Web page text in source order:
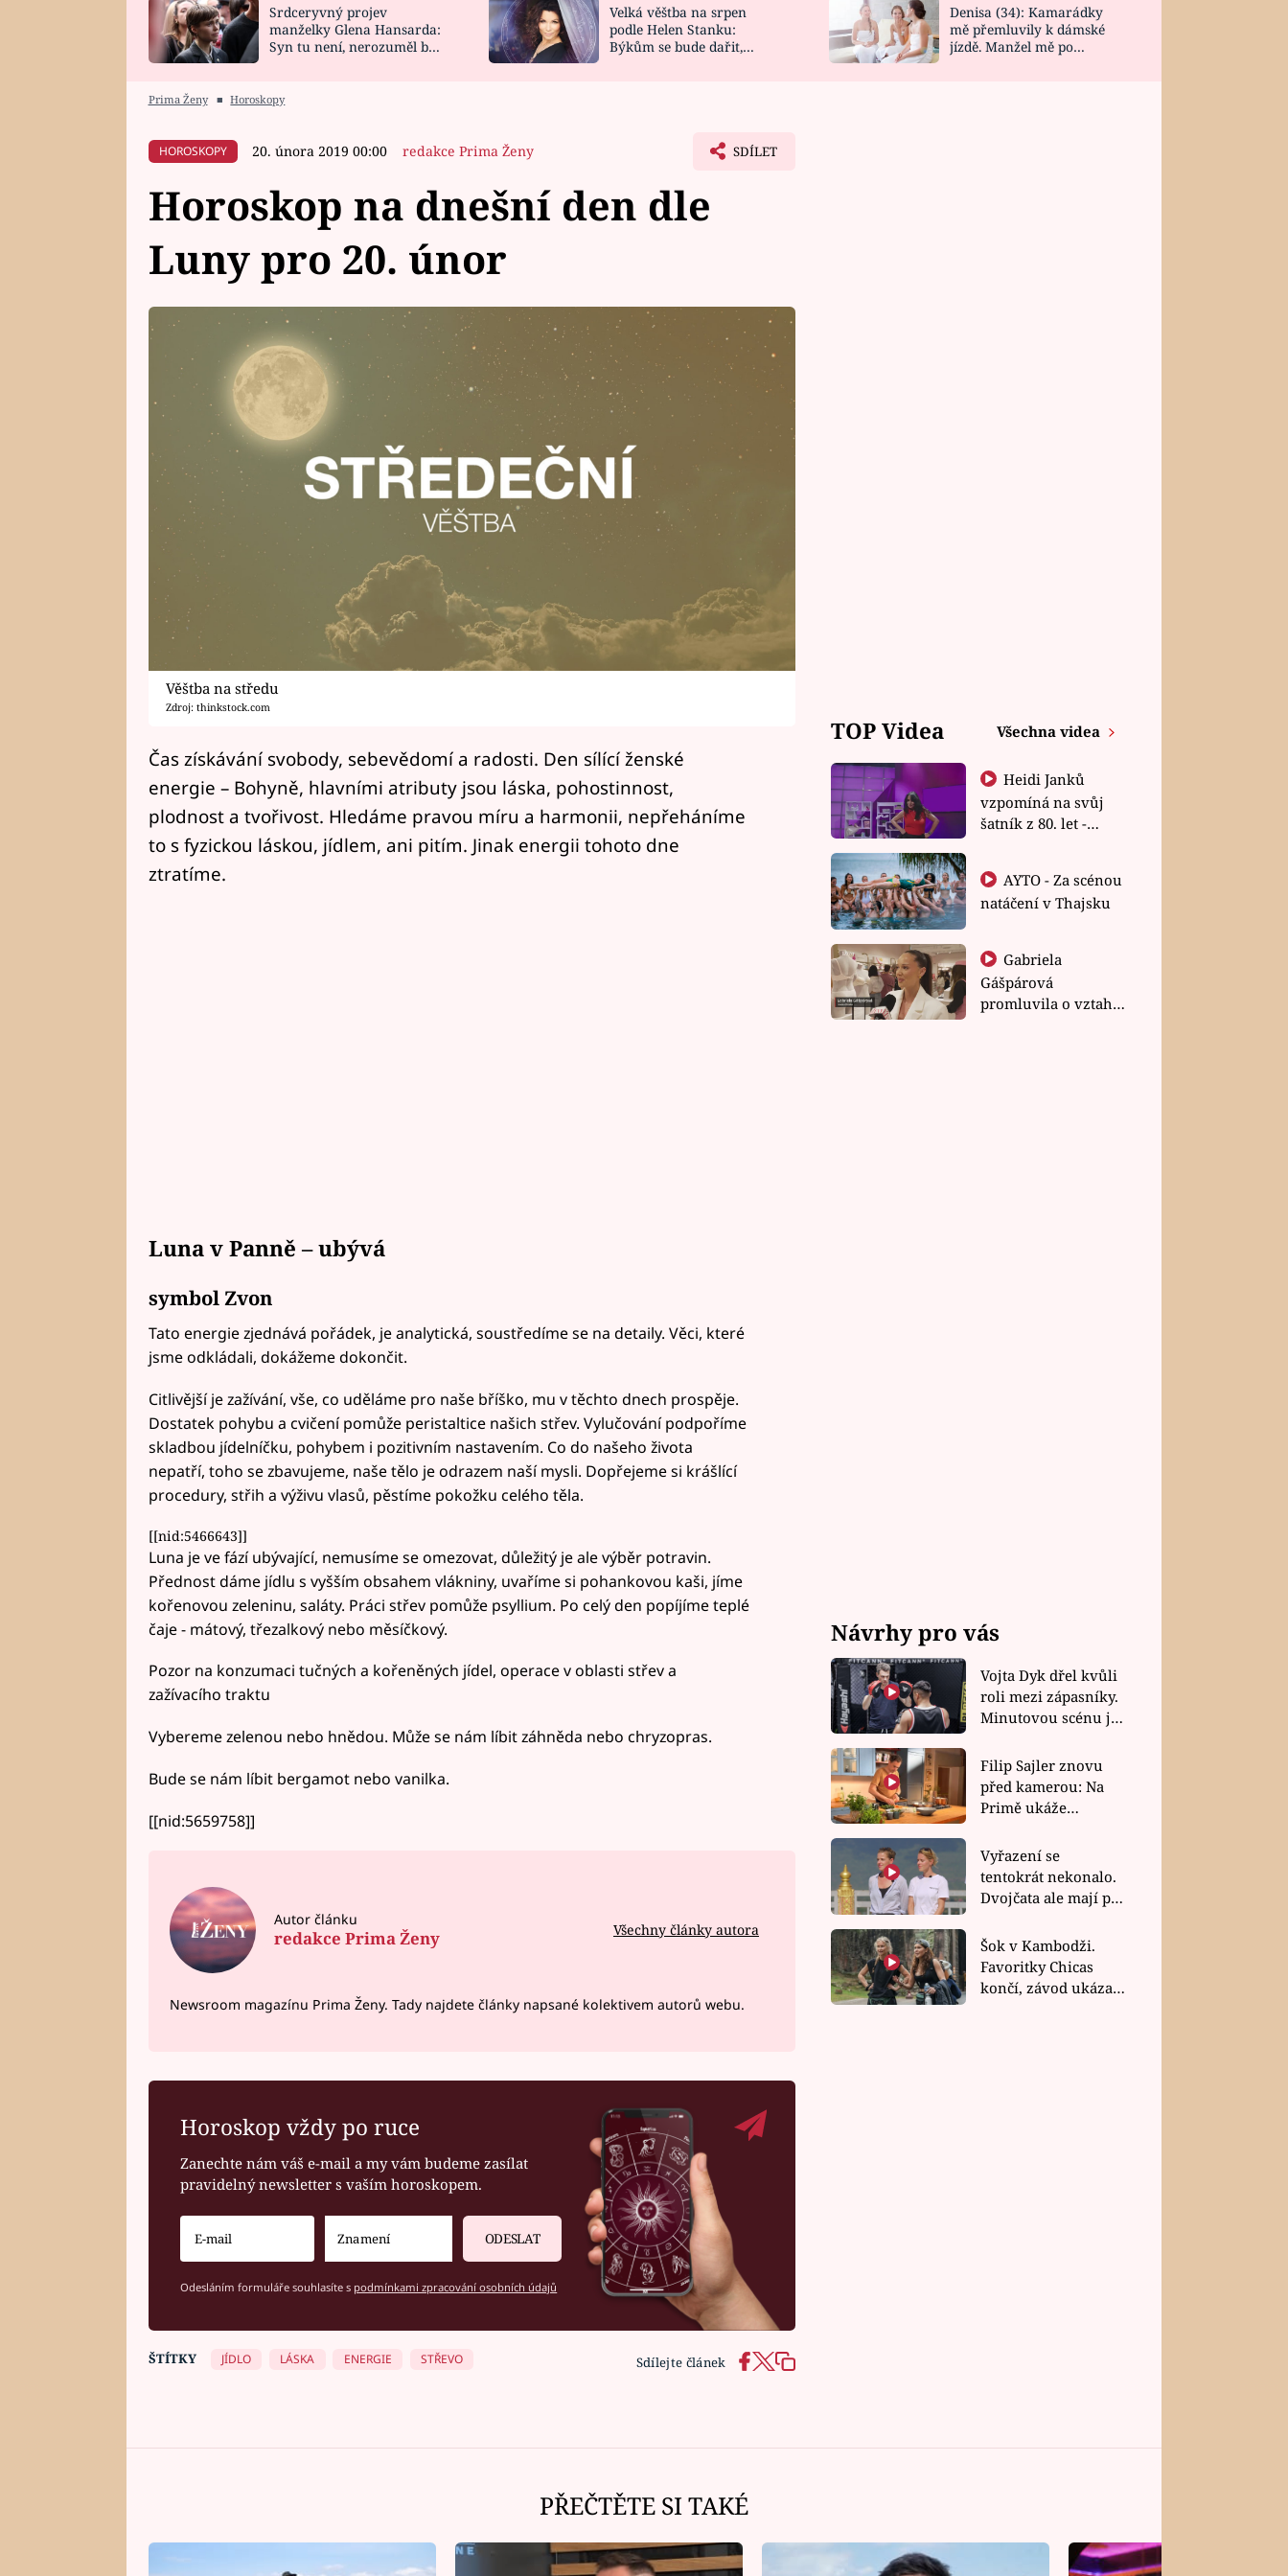
HOROSKOP NA
CELEBRITY
VAŘENÍ
NOVINKY
VIDEORECEPTY
DESIGN
Srdceryvný projev
manželky Glena Hansarda:
Syn tu není, nerozuměl by
Velká věštba na srpen
podle Helen Stanku:
Býkům se bude dařit,
Denisa (34): Kamarádky
mě přemluvily k dámské
jízdě. Manžel mě po
Prima Ženy ■ Horoskopy
HOROSKOPY 20. února 2019 00:00 redakce Prima Ženy SDÍLET
Horoskop na dnešní den dle
Luny pro 20. únor
Věštba na středu
Zdroj: thinkstock.com
Čas získávání svobody, sebevědomí a radosti. Den sílící ženské
energie – Bohyně, hlavními atributy jsou láska, pohostinnost,
plodnost a tvořivost. Hledáme pravou míru a harmonii, nepřeháníme
to s fyzickou láskou, jídlem, ani pitím. Jinak energii tohoto dne
ztratíme.
Luna v Panně – ubývá
symbol Zvon
Tato energie zjednává pořádek, je analytická, soustředíme se na detaily. Věci, které
jsme odkládali, dokážeme dokončit.
Citlivější je zažívání, vše, co uděláme pro naše bříško, mu v těchto dnech prospěje.
Dostatek pohybu a cvičení pomůže peristaltice našich střev. Vylučování podpoříme
skladbou jídelníčku, pohybem i pozitivním nastavením. Co do našeho života
nepatří, toho se zbavujeme, naše tělo je odrazem naší mysli. Dopřejeme si krášlící
procedury, střih a výživu vlasů, pěstíme pokožku celého těla.
[[nid:5466643]]
Luna je ve fází ubývající, nemusíme se omezovat, důležitý je ale výběr potravin.
Přednost dáme jídlu s vyšším obsahem vlákniny, uvaříme si pohankovou kaši, jíme
kořenovou zeleninu, saláty. Práci střev pomůže psyllium. Po celý den popíjíme teplé
čaje - mátový, třezalkový nebo měsíčkový.
Pozor na konzumaci tučných a kořeněných jídel, operace v oblasti střev a
zažívacího traktu
Vybereme zelenou nebo hnědou. Může se nám líbit záhněda nebo chryzopras.
Bude se nám líbit bergamot nebo vanilka.
[[nid:5659758]]
Autor článku
redakce Prima Ženy Všechny články autora
Newsroom magazínu Prima Ženy. Tady najdete články napsané kolektivem autorů webu.
Horoskop vždy po ruce
Zanechte nám váš e-mail a my vám budeme zasílat
pravidelný newsletter s vaším horoskopem.
ODESLAT
Odesláním formuláře souhlasíte s podmínkami zpracování osobních údajů
Sdílejte článek
ŠTÍTKY JÍDLO LÁSKA ENERGIE STŘEVO
TOP Videa Všechna videa
Heidi Janků
vzpomíná na svůj
šatník z 80. let -
natáčení v Thajsku
Gabriela
Gášpárová
promluvila o vztahu
Návrhy pro vás
Vojta Dyk dřel kvůli
roli mezi zápasníky.
Minutovou scénu jel
Filip Sajler znovu
před kamerou: Na
Primě ukáže
rychlé recepty
Vyřazení se
tentokrát nekonalo.
Dvojčata ale mají po
závodu nůž na krku
Šok v Kambodži.
Favoritky Chicas
končí, závod ukázal
PŘEČTĚTE SI TAKÉ